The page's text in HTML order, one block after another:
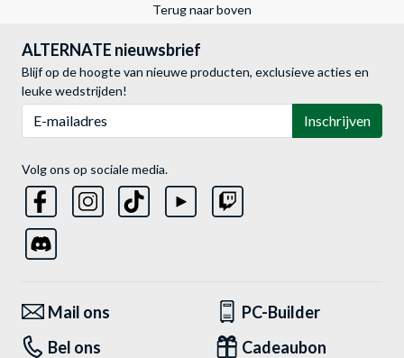
Terug naar boven
ALTERNATE nieuwsbrief
Blijf op de hoogte van nieuwe producten, exclusieve acties en
leuke wedstrijden!
Inschrijven
Volg ons op sociale media.
Mail ons
PC-Builder
Bel ons
Cadeaubon